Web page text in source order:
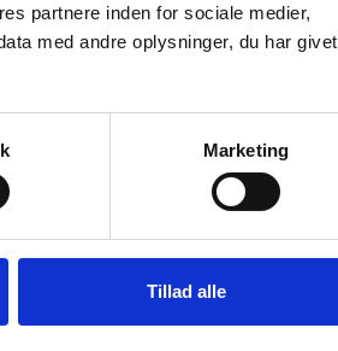
partnere inden for sociale medier,
med andre oplysninger, du har givet
Marketing
Tillad alle